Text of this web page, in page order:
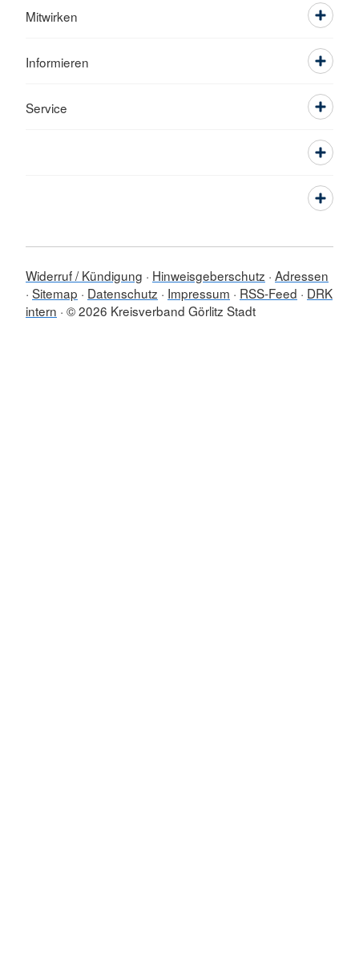
Mitwirken
Informieren
Service
Widerruf / Kündigung Hinweisgeberschutz Adressen
Sitemap
Datenschutz Impressum RSS-Feed
DRK
intern © 2026 Kreisverband Görlitz Stadt